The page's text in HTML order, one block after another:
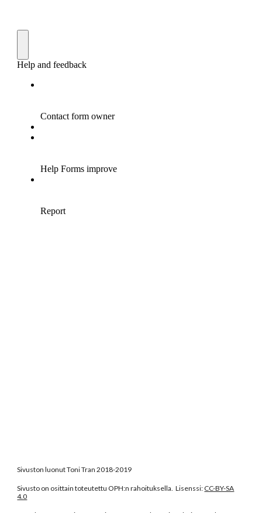
Sivuston luonut Toni Tran 2018-2019
Sivusto on osittain toteutettu OPH:n rahoituksella. Lisenssi: CC-BY-SA
4.0